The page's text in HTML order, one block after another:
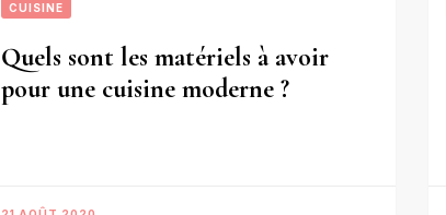
CUISINE
Quels sont les matériels à avoir
pour une cuisine moderne ?